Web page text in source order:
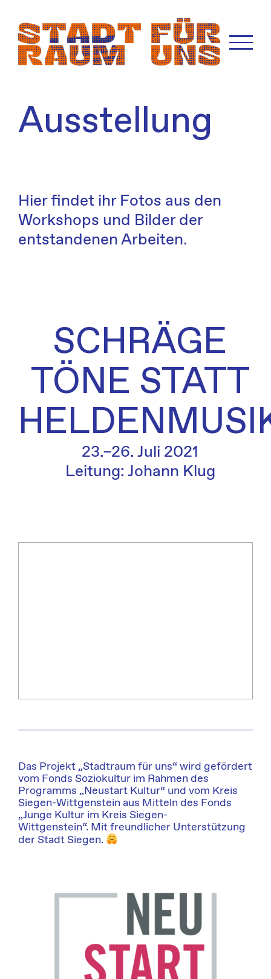
Inhalt
springen
Ausstellung
Hier findet ihr Fotos aus den
Workshops und Bilder der
entstandenen Arbeiten.
SCHRÄGE
TÖNE STATT
23.–26. Juli 2021
Leitung: Johann Klug
Das Projekt „Stadtraum für uns“ wird gefördert
vom Fonds Soziokultur im Rahmen des
Programms „Neustart Kultur“ und vom Kreis
Siegen-Wittgenstein aus Mitteln des Fonds
„Junge Kultur im Kreis Siegen-
Wittgenstein“. Mit freundlicher Unterstützung
der Stadt Siegen.